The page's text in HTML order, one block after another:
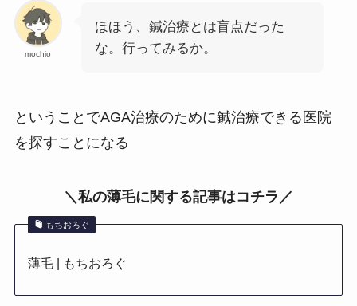
mochio
ほほう、鍼治療とは盲点だった
な。行ってみるか。
ということでAGA治療のために鍼治療できる医院
を探すことになる
＼私の薄毛に関する記事はコチラ／
もちおろぐ
薄毛 | もちおろぐ